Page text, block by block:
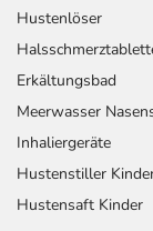
Hustenlöser
Erkältungsbad
Meerwasser
Inhaliergeräte
Hustenstiller
Hustensaft Kinder